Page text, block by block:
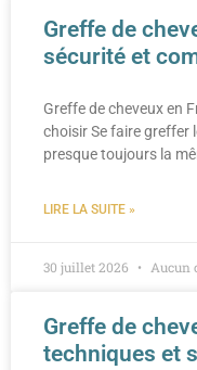
Greffe de
sécurité et
Greffe de cheveux en
choisir Se faire greffer
presque toujours la
LIRE LA SUITE »
30 juillet 2026 Aucun
Greffe de
techniques et